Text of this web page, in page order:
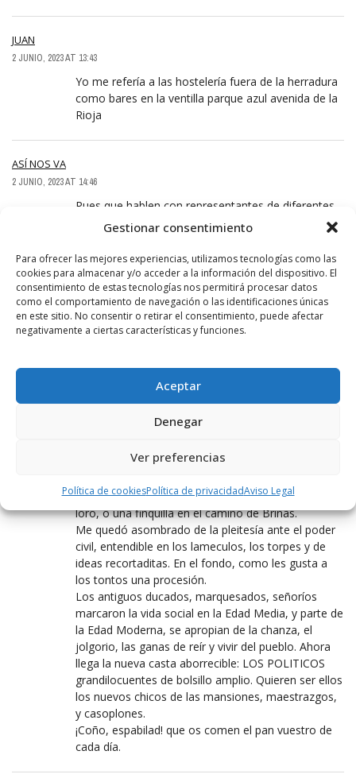
Gestionar consentimiento
Para ofrecer las mejores experiencias, utilizamos tecnologías como las
cookies para almacenar y/o acceder a la información del dispositivo. El
consentimiento de estas tecnologías nos permitirá procesar datos
como el comportamiento de navegación o las identificaciones únicas
en este sitio. No consentir o retirar el consentimiento, puede afectar
negativamente a ciertas características y funciones.
Aceptar
Denegar
Ver preferencias
Política de cookiesPolítica de privacidadAviso Legal
JUAN
2 JUNIO, 2023 AT 13:43
Yo me refería a las hostelería fuera de la herradura
como bares en la ventilla parque azul avenida de la
Rioja
ASÍ NOS VA
2 JUNIO, 2023 AT 14:46
Pues que hablen con representantes de diferentes
quintadas
Nadia ha hablado con ellos
PASA EL GÜISQUI CHELÍ.
3 JUNIO, 2023 AT 00:12
romano, como siempre vamos a regularlo , que el
preboste de turno se ponga una medalla. ¡Pues no!
sucias manos de los compromisos, alegrías, los
podemos sustituir una casta casposa por otra
buscar soluciones . Si se aburren que compren un
loro, o una finquilla en el camino de Briñas.
Me quedó asombrado de la pleitesía ante el poder
civil, entendible en los lameculos, los torpes y de
ideas recortaditas. En el fondo, como les gusta a
los tontos una procesión.
Los antiguos ducados, marquesados, señoríos
marcaron la vida social en la Edad Media, y parte de
la Edad Moderna, se apropian de la chanza, el
jolgorio, las ganas de reír y vivir del pueblo. Ahora
llega la nueva casta aborrecible: LOS POLITICOS
grandilocuentes de bolsillo amplio. Quieren ser ellos
los nuevos chicos de las mansiones, maestrazgos,
y casoplones.
¡Coño, espabilad! que os comen el pan vuestro de
cada día.